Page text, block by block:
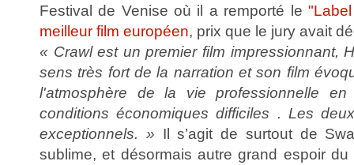
Festival de Venise où il a remporté le
meilleur film européen, prix que le jury avait
« Crawl est un premier film impressionnant,
sens très fort de la narration et son film
l'atmosphère de la vie professionnelle
conditions économiques difficiles . Les
exceptionnels. » Il s’agit de surtout de
sublime, et désormais autre grand espoir